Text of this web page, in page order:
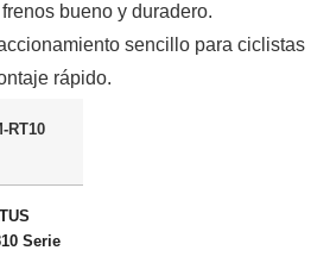
bueno y duradero.
sencillo para ciclistas
rápido.
RT10
Serie